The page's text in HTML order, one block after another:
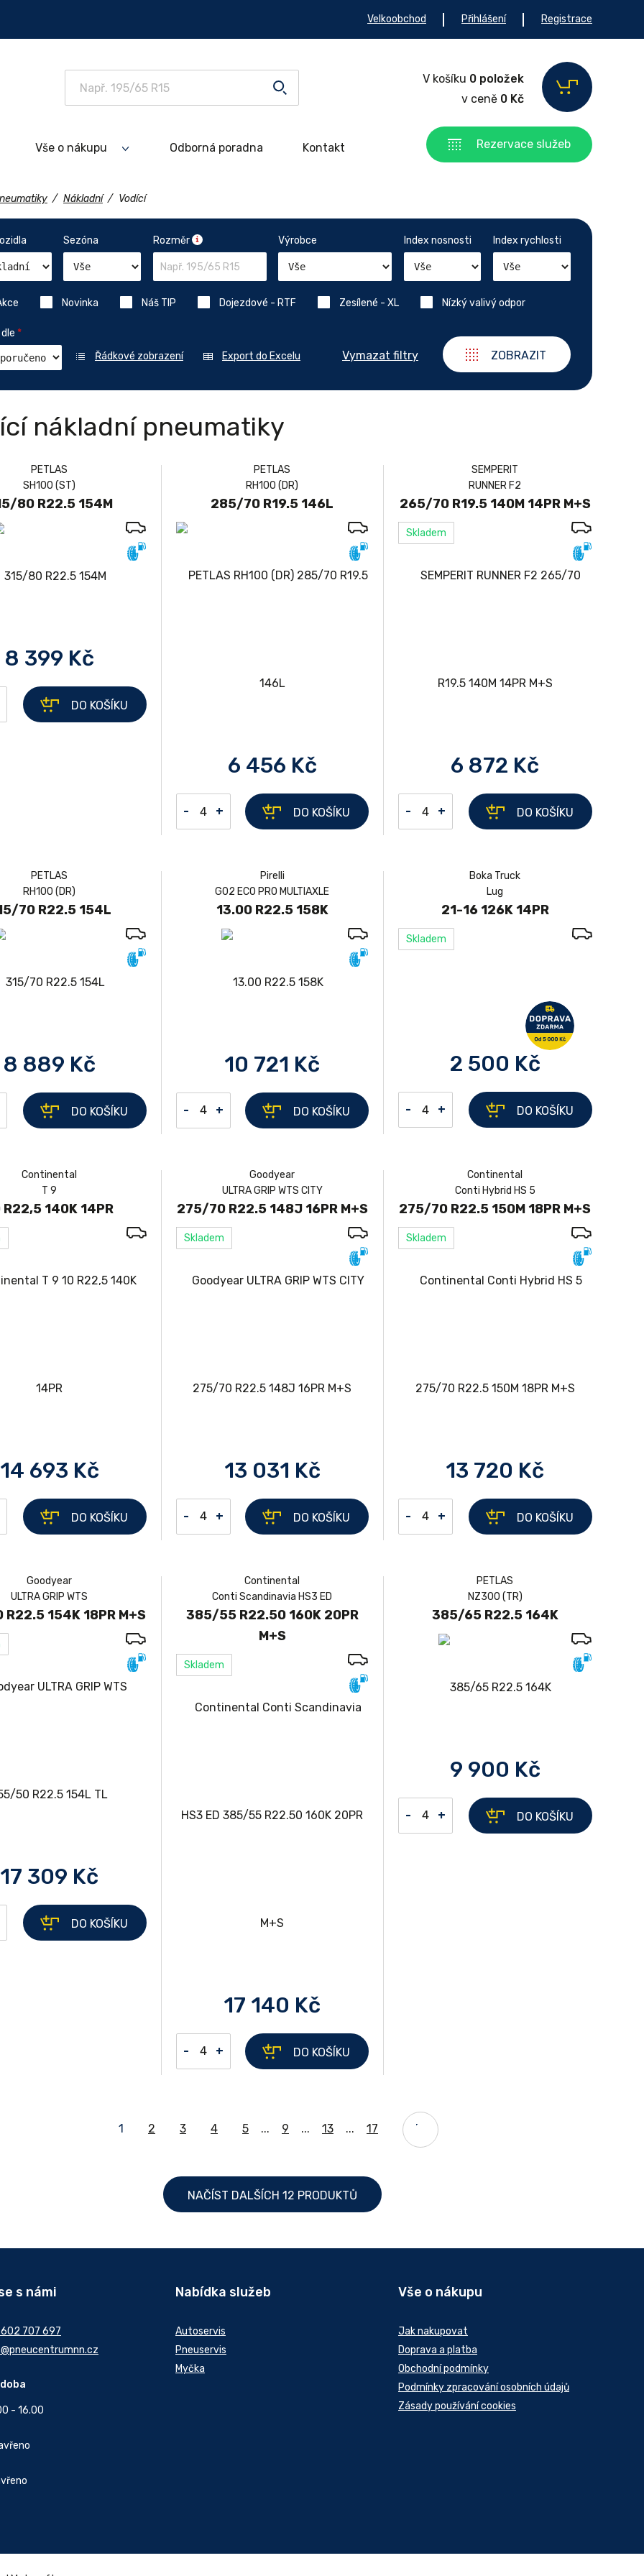
Velkoobchod Přihlášení Registrace
V košíku 0 položek
v ceně 0 Kč
Vše o nákupu Odborná poradna Kontakt Rezervace služeb
/ Nákladní / Vodící
Sezóna Rozměr Výrobce Index nosnosti Index rychlosti
Novinka Náš TIP Dojezdové - RTF Zesílené - XL Nízký valivý odpor
Vymazat filtry ZOBRAZIT
*
Řádkové zobrazení
Export do Excelu
nákladní pneumatiky
PETLAS
SH100 (ST)
80 R22.5 154M
8 399 Kč
DO KOŠÍKU
PETLAS
RH100 (DR)
285/70 R19.5 146L
6 456 Kč
- + DO KOŠÍKU
SEMPERIT
RUNNER F2
265/70 R19.5 140M 14PR M+S
Skladem
6 872 Kč
- + DO KOŠÍKU
PETLAS
RH100 (DR)
70 R22.5 154L
8 889 Kč
DO KOŠÍKU
Pirelli
G02 ECO PRO MULTIAXLE
13.00 R22.5 158K
10 721 Kč
- + DO KOŠÍKU
Boka Truck
Lug
21-16 126K 14PR
Skladem
2 500 Kč
- + DO KOŠÍKU
Continental
T 9
R22,5 140K 14PR
14 693 Kč
DO KOŠÍKU
Goodyear
ULTRA GRIP WTS CITY
275/70 R22.5 148J 16PR M+S
Skladem
13 031 Kč
- + DO KOŠÍKU
Continental
Conti Hybrid HS 5
275/70 R22.5 150M 18PR M+S
Skladem
13 720 Kč
- + DO KOŠÍKU
Goodyear
ULTRA GRIP WTS
154K 18PR M+S
17 309 Kč
DO KOŠÍKU
Continental
Conti Scandinavia HS3 ED
385/55 R22.50 160K 20PR
M+S
Skladem
17 140 Kč
- + DO KOŠÍKU
PETLAS
NZ300 (TR)
385/65 R22.5 164K
9 900 Kč
- + DO KOŠÍKU
1 2 3 4 5 ... 9 ... 13 ... 17
NAČÍST DALŠÍCH 12 PRODUKTŮ
s námi
707 697
- 16.00
Nabídka služeb
Autoservis
Pneuservis
Myčka
Vše o nákupu
Jak nakupovat
Doprava a platba
Obchodní podmínky
Podmínky zpracování osobních údajů
Zásady používání cookies